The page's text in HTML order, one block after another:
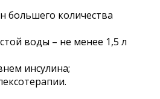
большего количества
воды – не менее 1,5 л
инсулина;